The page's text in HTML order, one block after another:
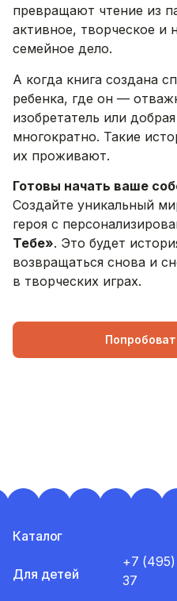
превращают чтение из
активное, творческое и
семейное дело.
А когда книга создана
ребенка, где он —
изобретатель или
многократно. Такие
их проживают.
Готовы начать ваше
Создайте уникальный
героя с
Тебе». Это будет
возвращаться снова и
в творческих играх.
+7
37
Каталог
Для детей